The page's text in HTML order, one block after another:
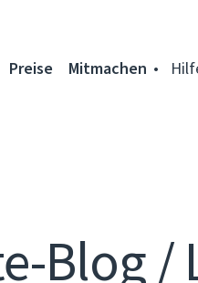
Preise Mitmachen
Blog /